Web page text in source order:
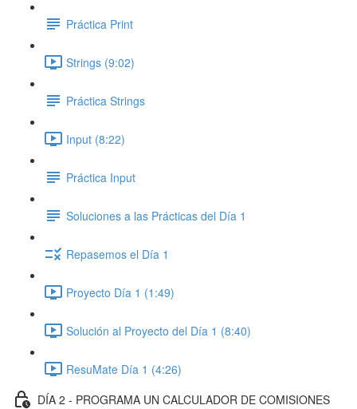
Práctica Print
Strings (9:02)
Práctica Strings
Input (8:22)
Práctica Input
Soluciones a las Prácticas del Día 1
Repasemos el Día 1
Proyecto Día 1 (1:49)
Solución al Proyecto del Día 1 (8:40)
ResuMate Día 1 (4:26)
DÍA 2 - PROGRAMA UN CALCULADOR DE COMISIONES